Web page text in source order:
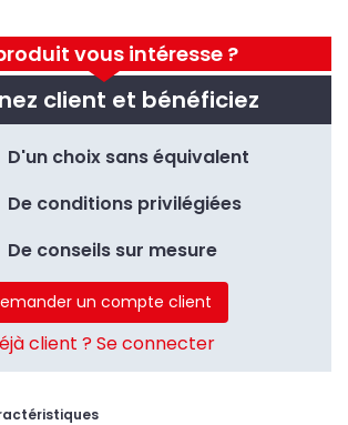
vous intéresse ?
client et bénéficiez
D'un choix sans équivalent
De conditions privilégiées
De conseils sur mesure
un compte client
client ? Se connecter